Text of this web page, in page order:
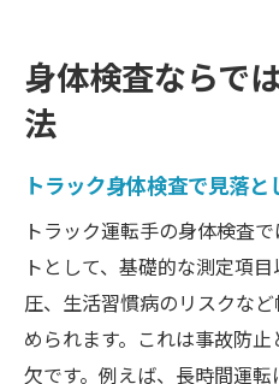
身体検査ならで
法
トラック身体検査で見落
トラック運転手の身体検査
トとして、基礎的な測定項
圧、生活習慣病のリスクな
められます。これは事故防
欠です。例えば、長時間運